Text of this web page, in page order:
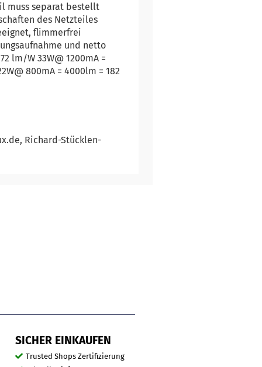
muss separat bestellt
des Netzteiles
flimmerfrei
und netto
lm/W 33W@ 1200mA =
800mA = 4000lm = 182
Richard-Stücklen-
SICHER EINKAUFEN
Trusted Shops Zertifizierung